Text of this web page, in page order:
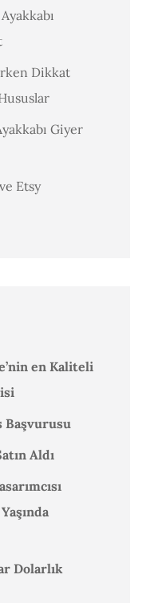
Dikkat
Giyer
Etsy
en Kaliteli
Başvurusu
Aldı
Dolarlık